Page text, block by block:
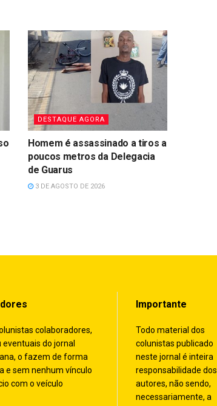
DESTAQUE AGORA
Homem é assassinado a tiros a
poucos metros da Delegacia
de Guarus
3 DE AGOSTO DE 2026
colaboradores,
do jornal
o fazem de forma
e sem nenhum vínculo
com o veículo
Importante
Todo material dos
colunistas publicado
neste jornal é inteira
responsabilidade dos
autores, não sendo,
necessariamente, a